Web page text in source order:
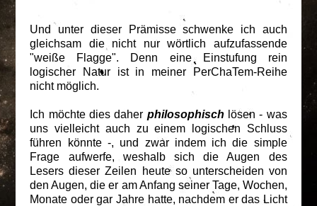
Und unter dieser Prämisse schwenke ich auch
gleichsam die nicht nur wörtlich aufzufassende
"weiße Flagge". Denn eine Einstufung rein
logischer Natur ist in meiner PerChaTem-Reihe
nicht möglich.
Ich möchte dies daher philosophisch lösen - was
uns vielleicht auch zu einem logischen Schluss
führen könnte -, und zwar indem ich die simple
Frage aufwerfe, weshalb sich die Augen des
Lesers dieser Zeilen heute so unterscheiden von
den Augen, die er am Anfang seiner Tage, Wochen,
Monate oder gar Jahre hatte, nachdem er das Licht